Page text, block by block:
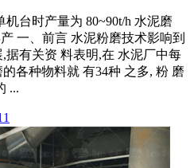
台时产量为 80~90t/h 水泥磨
一、前言 水泥粉磨技术影响到
据有关资 料表明,在 水泥厂中每
各种物料就 有34种 之多, 粉 磨
...